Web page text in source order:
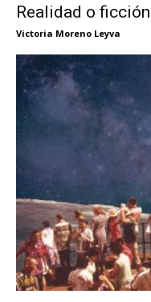
Realidad o ficción
Victoria Moreno Leyva